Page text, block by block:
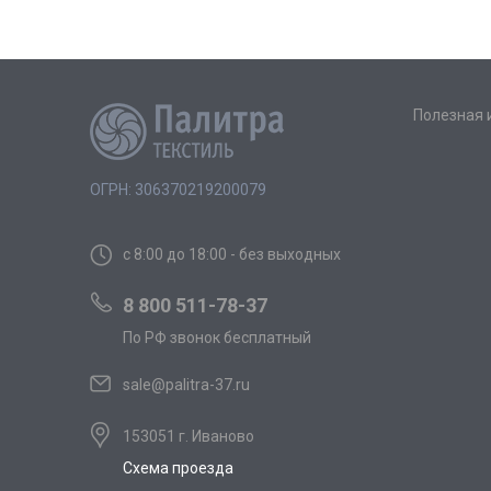
ОГРН: 306370219200079
с 8:00 до 18:00 - без выходных
8 800 511-78-37
По РФ звонок бесплатный
sale@palitra-37.ru
153051 г. Иваново
Схема проезда
Полезная